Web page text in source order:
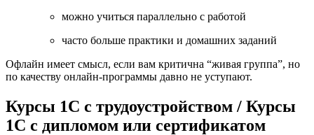
можно учиться параллельно с работой
часто больше практики и домашних заданий
Офлайн имеет смысл, если вам критична “живая группа”, но
по качеству онлайн-программы давно не уступают.
Курсы 1С с трудоустройством / Курсы
1С с дипломом или сертификатом